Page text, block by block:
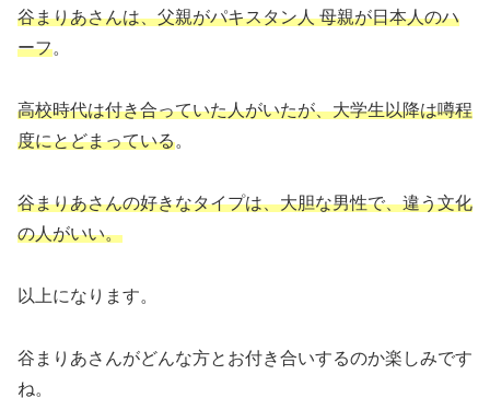
谷まりあさんは、父親がパキスタン人 母親が日本人のハ
ーフ。
高校時代は付き合っていた人がいたが、大学生以降は噂程
度にとどまっている。
谷まりあさんの好きなタイプは、大胆な男性で、違う文化
の人がいい。
以上になります。
谷まりあさんがどんな方とお付き合いするのか楽しみです
ね。